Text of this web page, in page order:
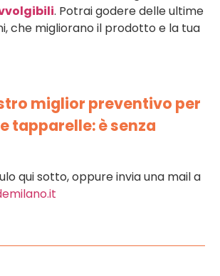
. Potrai godere delle ultime
che migliorano il prodotto e la tua
miglior preventivo per
tapparelle: è senza
qui sotto, oppure invia una mail a